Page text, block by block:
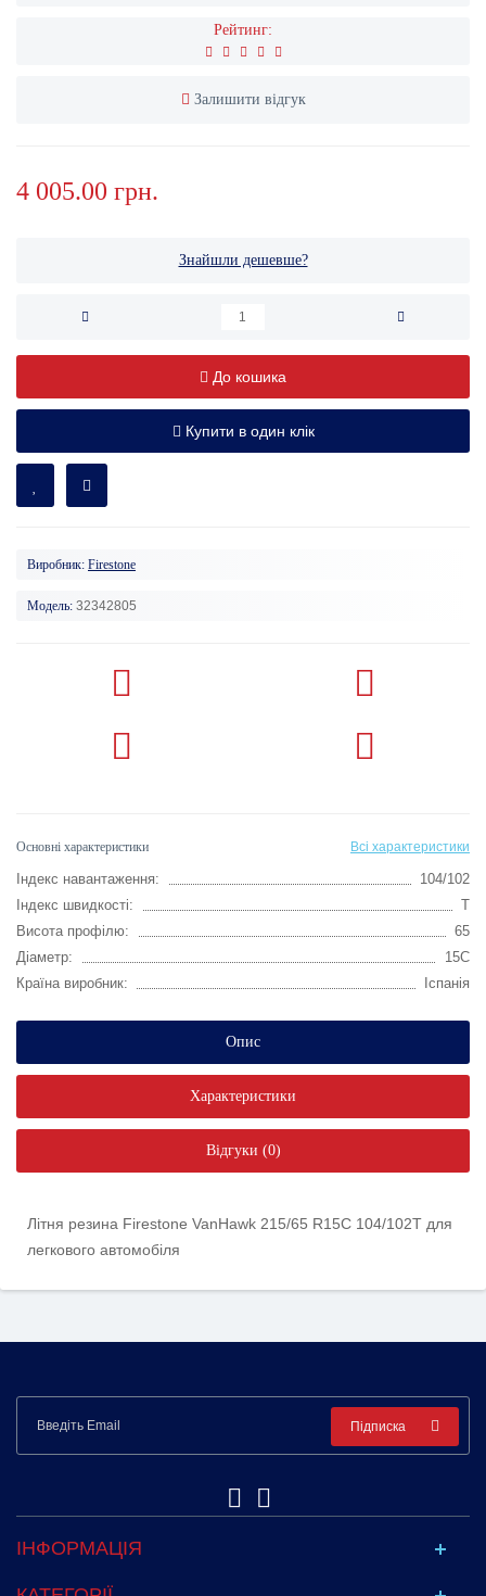
Рейтинг:
Залишити відгук
4 005.00 грн.
Знайшли дешевше?
До кошика
Купити в один клік
Виробник: Firestone
Модель: 32342805
Основні характеристики Всі характеристики
Індекс навантаження:
104/102
Індекс швидкості:
T
Висота профілю:
65
Діаметр:
15C
Країна виробник:
Іспанія
Опис
Характеристики
Відгуки (0)
Літня резина Firestone VanHawk 215/65 R15C 104/102T для
легкового автомобіля
Підписка
ІНФОРМАЦІЯ